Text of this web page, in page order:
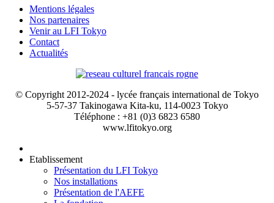
Mentions légales
Nos partenaires
Venir au LFI Tokyo
Contact
Actualités
© Copyright 2012-2024 - lycée français international de Tokyo
5-57-37 Takinogawa Kita-ku, 114-0023 Tokyo
Téléphone : +81 (0)3 6823 6580
www.lfitokyo.org
Etablissement
Présentation du LFI Tokyo
Nos installations
Présentation de l'AEFE